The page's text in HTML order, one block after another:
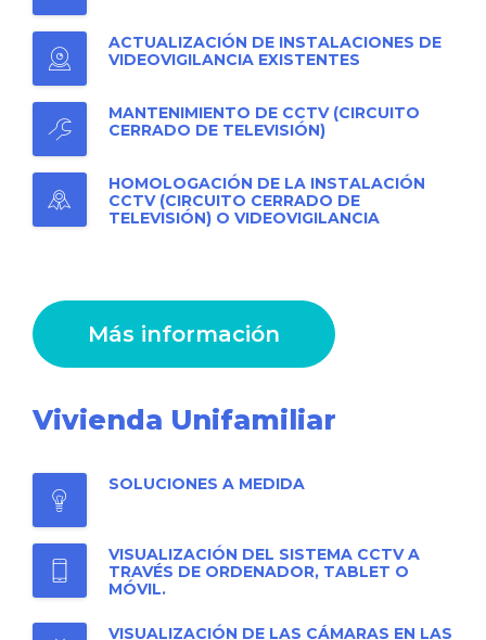
ACTUALIZACIÓN DE INSTALACIONES DE
VIDEOVIGILANCIA EXISTENTES
MANTENIMIENTO DE CCTV (CIRCUITO
CERRADO DE TELEVISIÓN)
HOMOLOGACIÓN DE LA INSTALACIÓN
CCTV (CIRCUITO CERRADO DE
TELEVISIÓN) O VIDEOVIGILANCIA
Más información
Vivienda Unifamiliar
SOLUCIONES A MEDIDA
VISUALIZACIÓN DEL SISTEMA CCTV A
TRAVÉS DE ORDENADOR, TABLET O
MÓVIL.
VISUALIZACIÓN DE LAS CÁMARAS EN LAS